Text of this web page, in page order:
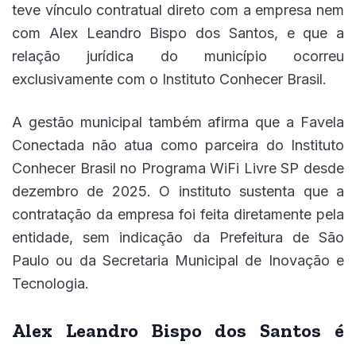
teve vínculo contratual direto com a empresa nem
com Alex Leandro Bispo dos Santos, e que a
relação jurídica do município ocorreu
exclusivamente com o Instituto Conhecer Brasil.
A gestão municipal também afirma que a Favela
Conectada não atua como parceira do Instituto
Conhecer Brasil no Programa WiFi Livre SP desde
dezembro de 2025. O instituto sustenta que a
contratação da empresa foi feita diretamente pela
entidade, sem indicação da Prefeitura de São
Paulo ou da Secretaria Municipal de Inovação e
Tecnologia.
Alex Leandro Bispo dos Santos é